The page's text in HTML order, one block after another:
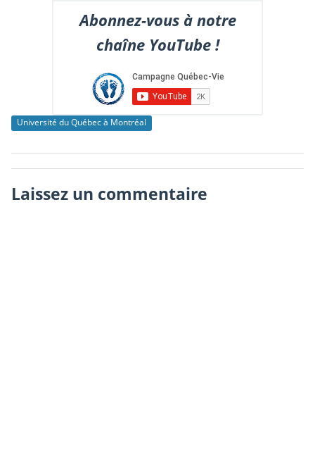
Abonnez-vous à notre
chaîne YouTube !
Université du Québec à Montréal
Laissez un commentaire